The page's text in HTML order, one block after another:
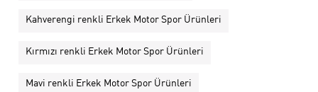
Kahverengi renkli Erkek Motor Spor Ürünleri
Kırmızı renkli Erkek Motor Spor Ürünleri
Mavi renkli Erkek Motor Spor Ürünleri